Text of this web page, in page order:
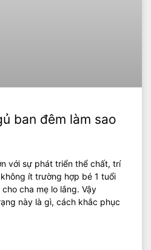
ban đêm làm sao
với sự phát triển thể chất, trí
ít trường hợp bé 1 tuổi
cha mẹ lo lắng. Vậy
này là gì, cách khắc phục